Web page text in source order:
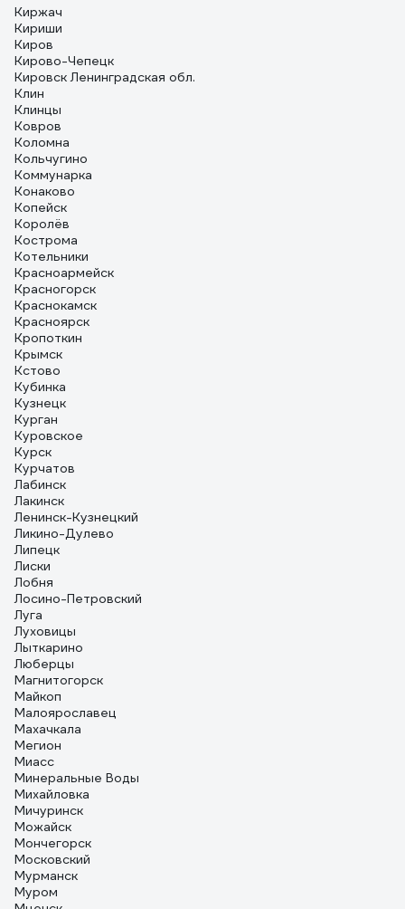
Киржач
Кириши
Киров
Кирово-Чепецк
Кировск Ленинградская обл.
Клин
Клинцы
Ковров
Коломна
Кольчугино
Коммунарка
Конаково
Копейск
Королёв
Кострома
Котельники
Красноармейск
Красногорск
Краснокамск
Красноярск
Кропоткин
Крымск
Кстово
Кубинка
Кузнецк
Курган
Куровское
Курск
Курчатов
Лабинск
Лакинск
Ленинск-Кузнецкий
Ликино-Дулево
Липецк
Лиски
Лобня
Лосино-Петровский
Луга
Луховицы
Лыткарино
Люберцы
Магнитогорск
Майкоп
Малоярославец
Махачкала
Мегион
Миасс
Минеральные Воды
Михайловка
Мичуринск
Можайск
Мончегорск
Московский
Мурманск
Муром